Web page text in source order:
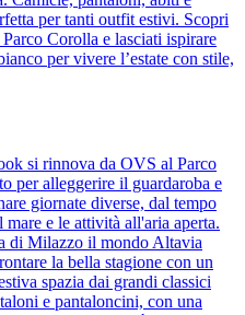
per tanti outfit estivi. Scopri
Corolla e lasciati ispirare
per vivere l’estate con stile,
si rinnova da OVS al Parco
per alleggerire il guardaroba e
giornate diverse, dal tempo
e le attività all'aria aperta.
di Milazzo il mondo Altavia
la bella stagione con un
spazia dai grandi classici
e pantaloncini, con una